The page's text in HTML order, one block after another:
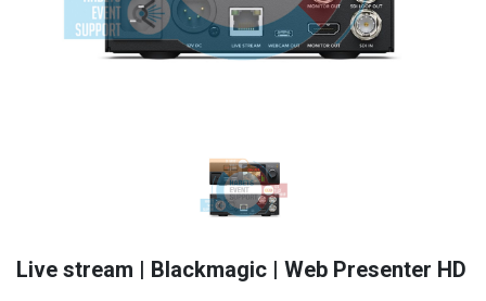
Live stream | Blackmagic | Web Presenter HD